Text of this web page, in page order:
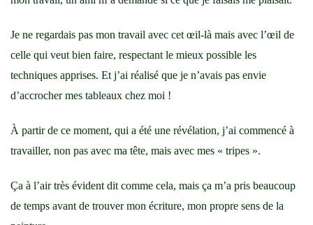
Je ne regardais pas mon travail avec cet œil-là mais avec l’œil de
celle qui veut bien faire, respectant le mieux possible les
techniques apprises. Et j’ai réalisé que je n’avais pas envie
d’accrocher mes tableaux chez moi !
À partir de ce moment, qui a été une révélation, j’ai commencé à
travailler, non pas avec ma tête, mais avec mes « tripes ».
Ça à l’air très évident dit comme cela, mais ça m’a pris beaucoup
de temps avant de trouver mon écriture, mon propre sens de la